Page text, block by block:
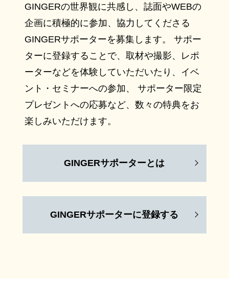
GINGERの世界観に共感し、誌面やWEBの
企画に積極的に参加、協力してくださる
GINGERサポーターを募集します。 サポー
ターに登録することで、取材や撮影、レポ
ーターなどを体験していただいたり、イベ
ント・セミナーへの参加、 サポーター限定
プレゼントへの応募など、数々の特典をお
楽しみいただけます。
GINGERサポーターとは
GINGERサポーターに登録する